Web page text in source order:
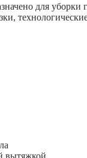
для уборки
вытяжкой